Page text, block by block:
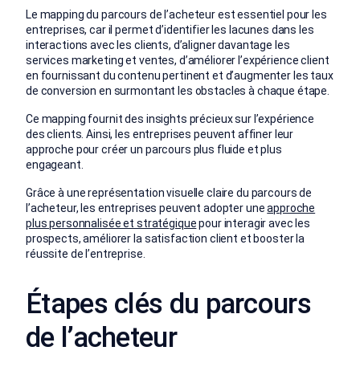
Le mapping du parcours de l’acheteur est essentiel pour les
entreprises, car il permet d’identifier les lacunes dans les
interactions avec les clients, d’aligner davantage les
services marketing et ventes, d’améliorer l’expérience client
en fournissant du contenu pertinent et d’augmenter les taux
de conversion en surmontant les obstacles à chaque étape.
Ce mapping fournit des insights précieux sur l’expérience
des clients. Ainsi, les entreprises peuvent affiner leur
approche pour créer un parcours plus fluide et plus
engageant.
Grâce à une représentation visuelle claire du parcours de
l’acheteur, les entreprises peuvent adopter uneapproche
plus personnalisée et stratégiquepour interagir avec les
prospects, améliorer la satisfaction client et booster la
réussite de l’entreprise.
Étapes clés du parcours
de l’acheteur